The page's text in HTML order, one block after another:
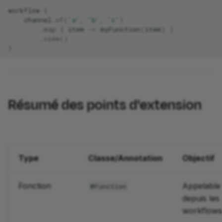
workflow
channel
'a' 'b' 'c'
map item myFunction item
view
Résumé des points d'extension
Type Classe/Annotation Objectif
Fonction @Function
Appelable
depuis les
workflows